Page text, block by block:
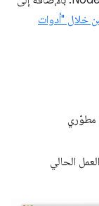
خلال "أدوات
مطوّري
الحالي